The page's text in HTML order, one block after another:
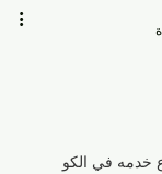
في الكو